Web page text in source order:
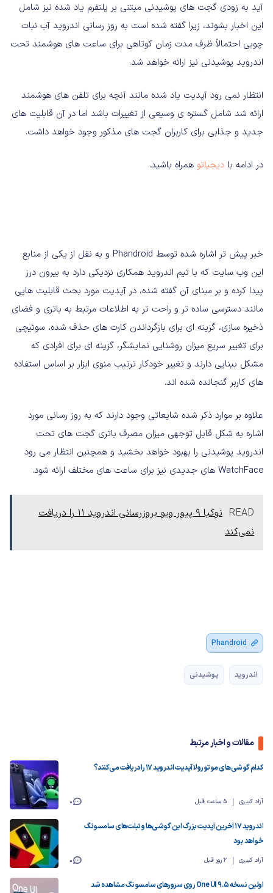
آید به زودی گجت های پوشیدنی مبتنی بر پلتفرم یاد شده نیز شامل
این اخبار بشوند، زیرا گفته شده است به روز رسانی اندروید آب نبات
چوبی احتمالاً ظرف مدت زمان کوتاهی برای ساعت های هوشمند تحت
اندروید پوشیدنی نیز ارائه خواهد شد.
انتظار نمی رود آپدیت یاد شده مانند آنچه برای تلفن های هوشمند
ارائه شد شامل گستره ی وسیعی از تغییرات باشد اما در آن قابلیت های
جدید و جذابی برای کاربران گجت های مذکور وجود خواهد داشت.
در ادامه با دیجیاتو همراه باشید.
خبر پیش تر اشاره شده توسط Phandroid و به نقل از یکی از منابع
این وب سایت که با تیم اندروید همکاری نزدیکی دارد به بیرون درز
پیدا کرده و بر مبنای آن گفته شده، در آپدیت مورد بحث قابلیت هایی
مانند دسترسی ساده تر و راحت تر به اطلاعات مرتبط به باتری و فضای
ذخیره سازی، گزینه ای برای بازگرداندن کارت های حذف شده، سوئیچی
برای تغییر سریع میزان روشنایی نمایشگر، گزینه ای برای افرادی که
مشکل بینایی دارند و تغییر خودکار ترتیب منوی ابزار بر اساس استفاده
های کاربر گنجانده شده اند.
علاوه بر موارد ذکر شده شایعاتی وجود دارند که به روز رسانی مورد
اشاره به شکل قابل توجهی میزان مصرف باتری گجت های تحت
اندروید پوشیدنی را بهبود خواهد بخشید و همچنین انتظار می رود
WatchFace های جدیدی نیز برای ساعت های مختلف ارائه شود.
READ
نوکیا ۹ پیور ویو بروزرسانی اندروید ۱۱ را دریافت
نمی‌کند
Phandroid
اندروید پوشیدنی
مقالات و اخبار مرتبط
کدام گوشی‌های موتورولا آپدیت اندروید ۱۷ را دریافت می‌کنند؟
آزاد کبیری 5 ساعت قبل 0
اندروید ۱۷ آخرین آپدیت بزرگ این گوشی‌ها و تبلت‌های سامسونگ
خواهد بود
آزاد کبیری 2 روز قبل 0
اولین نسخه One UI 9.5 روی سرورهای سامسونگ مشاهده شد